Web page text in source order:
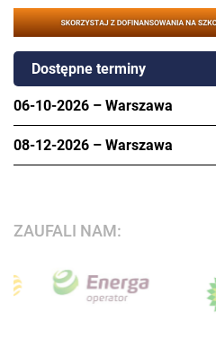
Dostępne terminy
06-10-2026 – Warszawa
08-12-2026 – Warszawa
ZAUFALI NAM: